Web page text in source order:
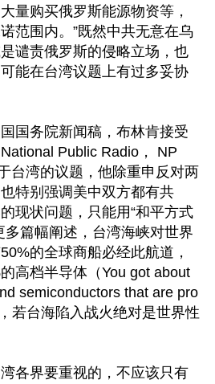
量购买俄罗斯能源物资等，
范围内。”既然中共无意在乌
谴责俄罗斯的侵略立场，也
能在台湾议题上有过多妥协
国务院新闻稿，布林肯接受
Public Radio， NP
台湾的议题，他除重申反对两
特别强调美中双方都有共
现状问题，只能用“和平方式
多篇幅阐述，台湾海峡对世界
的全球商船必经此航道，
高档半导体（You got about
semiconductors that are pro
若台海陷入战火绝对是世界性
各界要重视的，不应该只有